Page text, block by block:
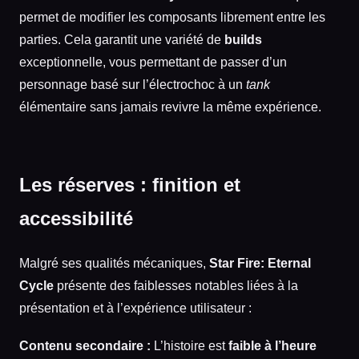
permet de modifier les composants librement entre les
parties. Cela garantit une variété de builds
exceptionnelle, vous permettant de passer d’un
personnage basé sur l’électrochoc à un tank
élémentaire sans jamais revivre la même expérience.
Les réserves : finition et
accessibilité
Malgré ses qualités mécaniques, Star Fire: Eternal
Cycle présente des faiblesses notables liées à la
présentation et à l’expérience utilisateur :
Contenu secondaire : L’histoire estfaible à l’heure